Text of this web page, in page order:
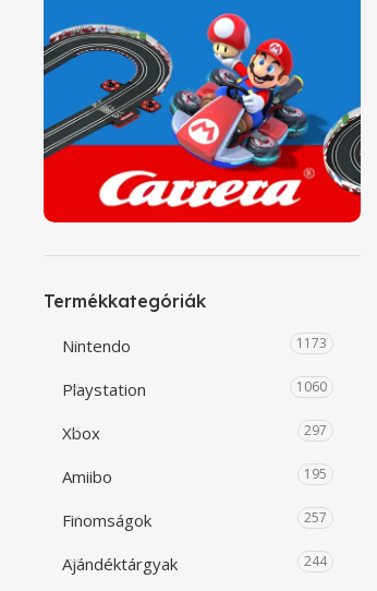
Termékkategóriák
Nintendo 1173
Playstation 1060
Xbox 297
Amiibo 195
Finomságok 257
Ajándéktárgyak 244